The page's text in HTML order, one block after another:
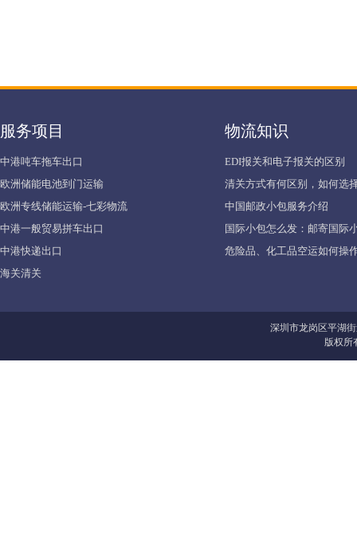
服务项目
中港吨车拖车出口
欧洲储能电池到门运输
欧洲专线储能运输-七彩物流
中港一般贸易拼车出口
中港快递出口
海关清关
物流知识
EDI报关和电子报关的区别
清关方式有何区别，如何选
中国邮政小包服务介绍
国际小包怎么发：邮寄国际
危险品、化工品空运如何操
深圳市龙岗区平湖
版权所